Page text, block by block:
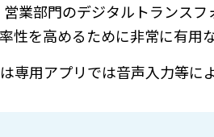
業部門のデジタルトランス
性を高めるために非常に有用
は専用アプリでは音声入力等